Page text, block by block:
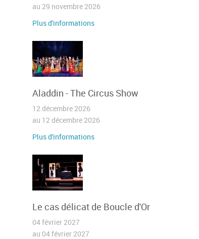
au 29 novembre 2026
Plus d'informations
Aladdin - The Circus Show
12 décembre 2026
au 12 décembre 2026
Plus d'informations
Le cas délicat de Boucle d'Or
04 février 2027
au 04 février 2027